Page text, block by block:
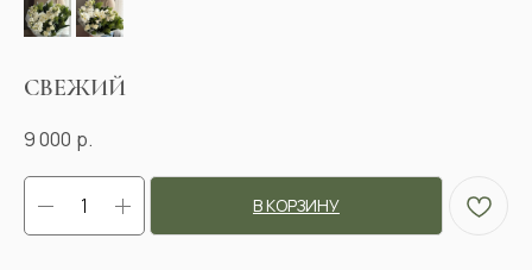
СВЕЖИЙ
9 000 р.
В КОРЗИНУ